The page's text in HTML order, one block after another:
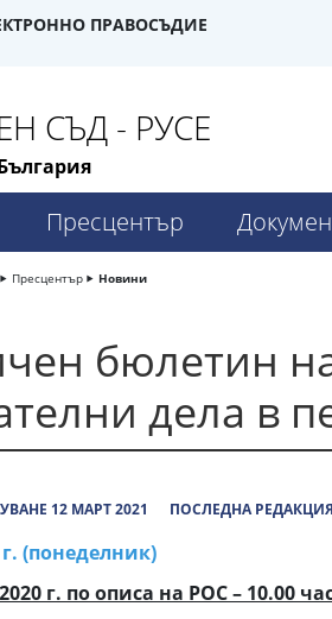
ПРАВОСЪДИЕ
СЪД - РУСЕ
Пресцентър
Пресцентър Новини
бюлетин
дела в
12 МАРТ 2021 ПОСЛЕДНА РЕДАКЦИЯ
(понеделник)
г. по описа на РОС – 10.00